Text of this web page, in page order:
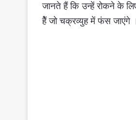
जानते हैं कि उन्हें रोकने के
हेैं जो चक्रव्युह में फंस जाएंगे